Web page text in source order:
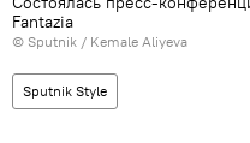
Fantazia
© Sputnik / Kemale Aliyeva
Sputnik Style